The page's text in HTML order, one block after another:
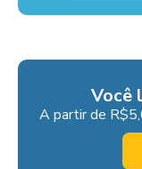
Você
A partir de